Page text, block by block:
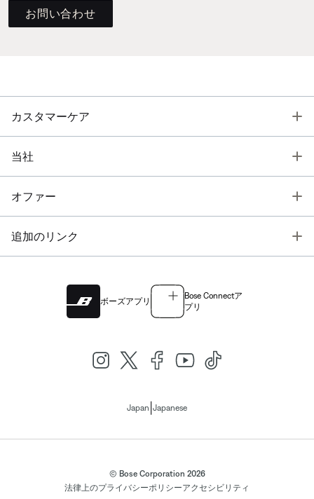
お問い合わせ
カスタマーケア
当社
オファー
追加のリンク
ボーズアプリ
Bose Connectア
プリ
Japan Japanese
© Bose Corporation 2026
法律上のプライバシーポリシーアクセシビリティ